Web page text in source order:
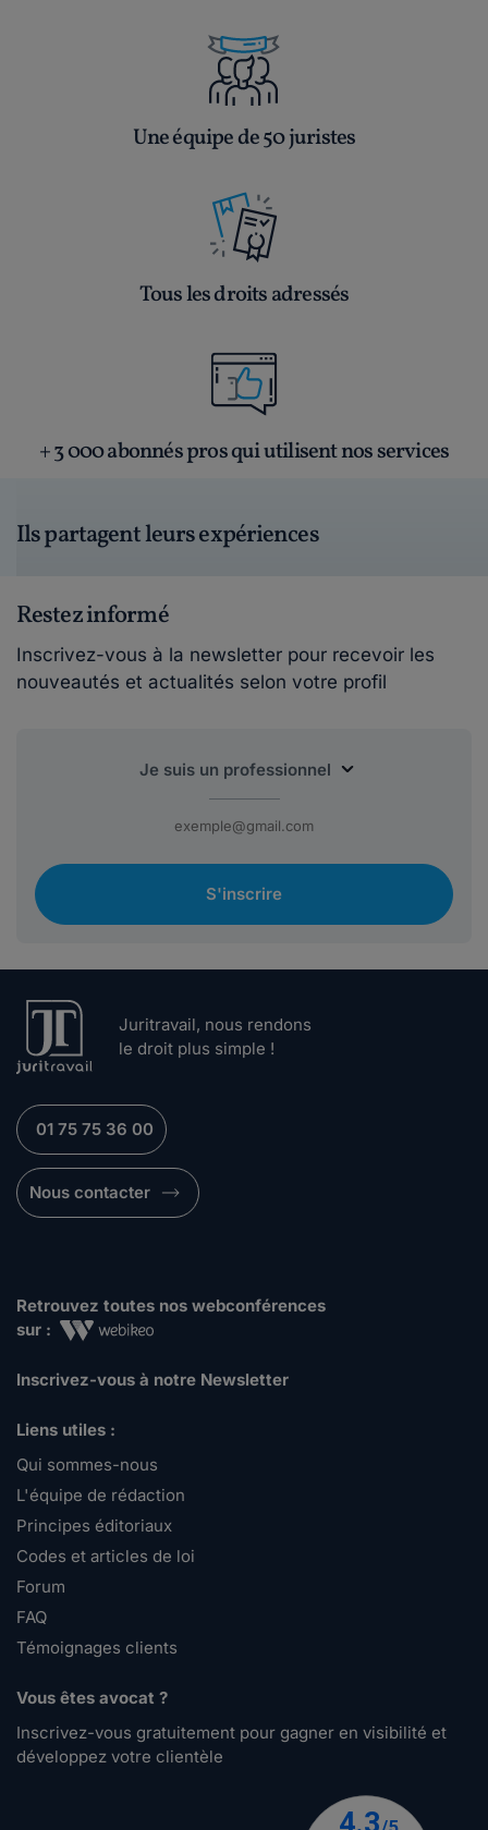
Une équipe de 50 juristes
Tous les droits adressés
+ 3 000 abonnés pros qui utilisent nos services
Ils partagent leurs expériences
Restez informé
Inscrivez-vous à la newsletter pour recevoir les
nouveautés et actualités selon votre profil
S'inscrire
Juritravail, nous rendons
le droit plus simple !
01 75 75 36 00
Nous contacter
Retrouvez toutes nos webconférences
sur :
Inscrivez-vous à notre Newsletter
Liens utiles :
Qui sommes-nous
L'équipe de rédaction
Principes éditoriaux
Codes et articles de loi
Forum
FAQ
Témoignages clients
Vous êtes avocat ?
Inscrivez-vous gratuitement pour gagner en visibilité et
développez votre clientèle